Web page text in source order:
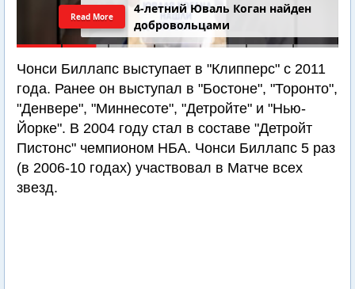
4-летний Юваль Коган найден
добровольцами
Read More
Чонси Биллапс выступает в "Клипперс" с 2011
года. Ранее он выступал в "Бостоне", "Торонто",
"Денвере", "Миннесоте", "Детройте" и "Нью-
Йорке". В 2004 году стал в составе "Детройт
Пистонс" чемпионом НБА. Чонси Биллапс 5 раз
(в 2006-10 годах) участвовал в Матче всех
звезд.